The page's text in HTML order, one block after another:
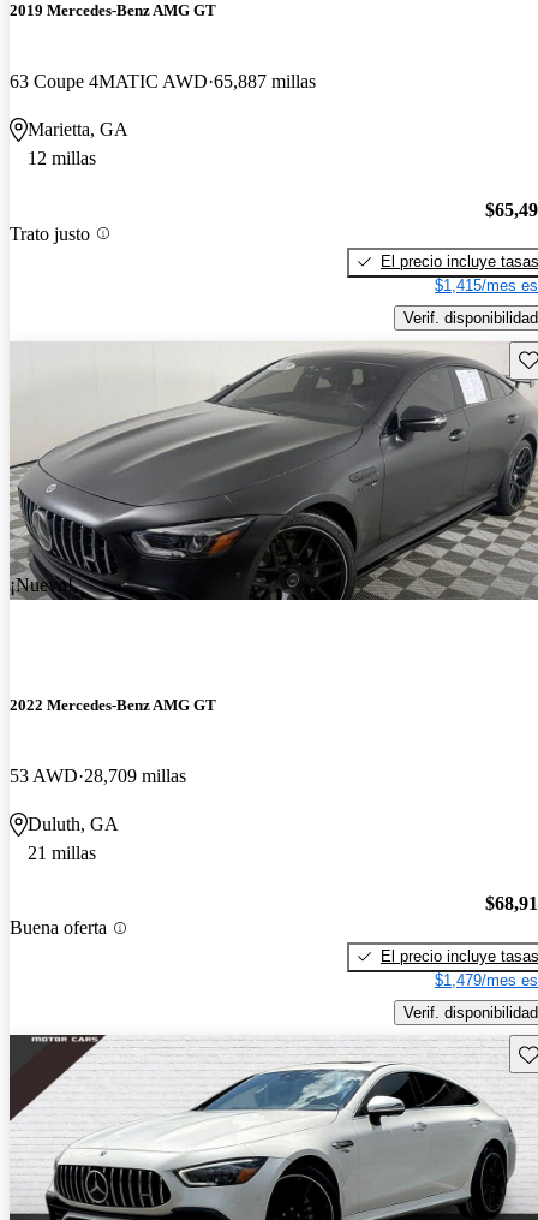
2019 Mercedes-Benz AMG GT
63 Coupe 4MATIC AWD 65,887 millas
Marietta, GA
12 millas
Trato justo
El precio incluye tasas
$1,415/mes
Verif. disponibilidad
¡Nuevo!
2022 Mercedes-Benz AMG GT
53 AWD 28,709 millas
Duluth, GA
21 millas
Buena oferta
El precio incluye tasas
$1,479/mes
Verif. disponibilidad